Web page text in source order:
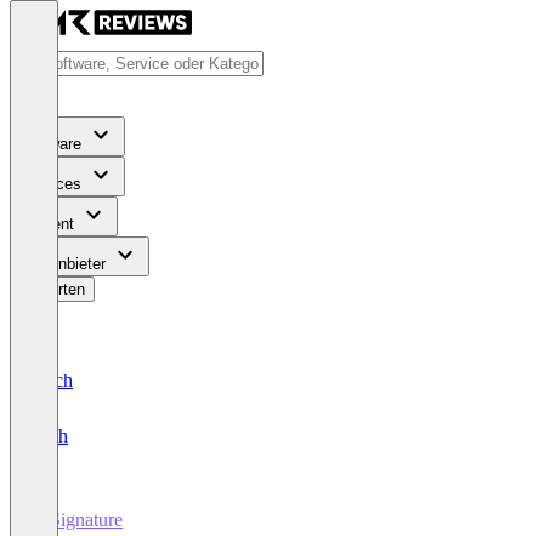
Software
Services
Content
Für Anbieter
Bewerten
Deutsch
English
E-Signature